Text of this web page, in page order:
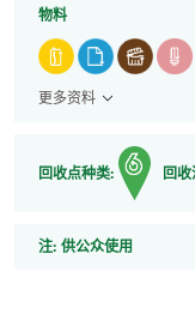
物料
更多资料
回收点种类: 回
注: 注
供公众使用